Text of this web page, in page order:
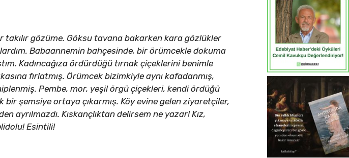
gözüme. Göksu tavana bakarken kara gözlükler
Babaannemin bahçesinde, bir örümcekle dokuma
Kadıncağıza ördürdüğü tırnak çiçeklerini benimle
fırlatmış. Örümcek bizimkiyle aynı kafadanmış,
Pembe, mor, yeşil örgü çiçekleri, kendi ördüğü
şemsiye ortaya çıkarmış. Köy evine gelen ziyaretçiler,
ayrılmazdı. Kıskançlıktan delirsem ne yazar! Kız,
Esintili!